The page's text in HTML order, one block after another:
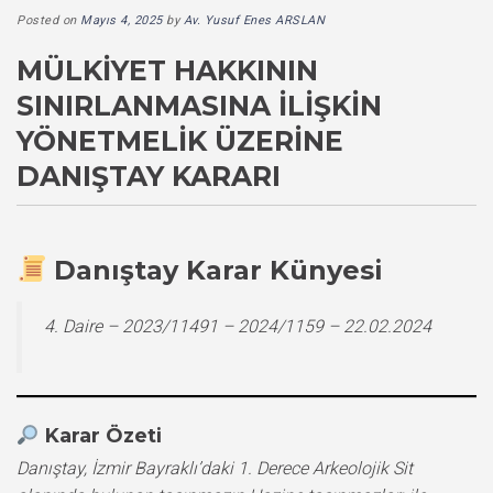
Posted on Mayıs 4, 2025byAv. Yusuf Enes ARSLAN
MÜLKIYET HAKKININ
SINIRLANMASINA İLIŞKIN
YÖNETMELIK ÜZERINE
DANIŞTAY KARARI
Danıştay Karar Künyesi
4. Daire – 2023/11491 – 2024/1159 – 22.02.2024
Karar Özeti
Danıştay, İzmir Bayraklı’daki 1. Derece Arkeolojik Sit